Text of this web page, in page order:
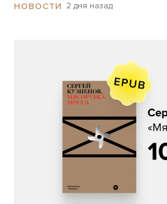
НОВОСТИ 2 дня назад
Сергей